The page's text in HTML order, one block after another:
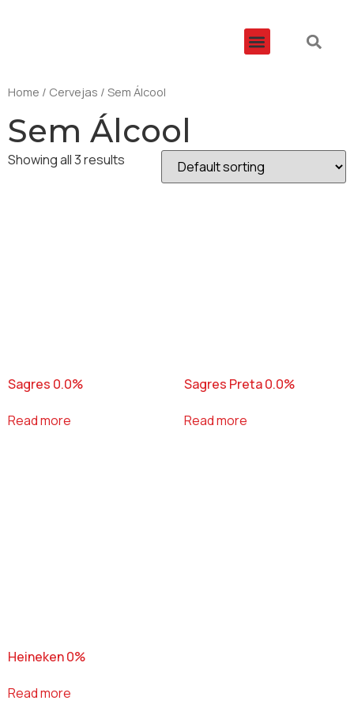
Home / Cervejas / Sem Álcool
Sem Álcool
Showing all 3 results
Sagres 0.0%
Read more
Sagres Preta 0.0%
Read more
Heineken 0%
Read more